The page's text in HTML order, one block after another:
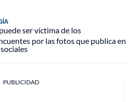
ser víctima de los
por las fotos que publica en
PUBLICIDAD